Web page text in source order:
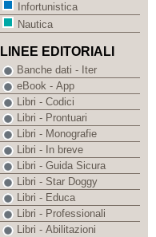
Infortunistica
Nautica
LINEE EDITORIALI
Banche dati - Iter
eBook - App
Libri - Codici
Libri - Prontuari
Libri - Monografie
Libri - In breve
Libri - Guida Sicura
Libri - Star Doggy
Libri - Educa
Libri - Professionali
Libri - Abilitazioni